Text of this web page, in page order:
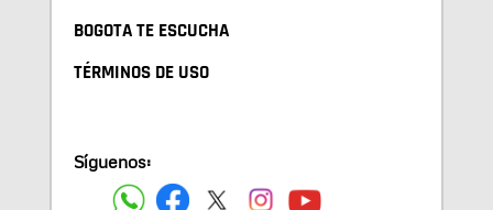
BOGOTA TE ESCUCHA
TÉRMINOS DE USO
Síguenos: